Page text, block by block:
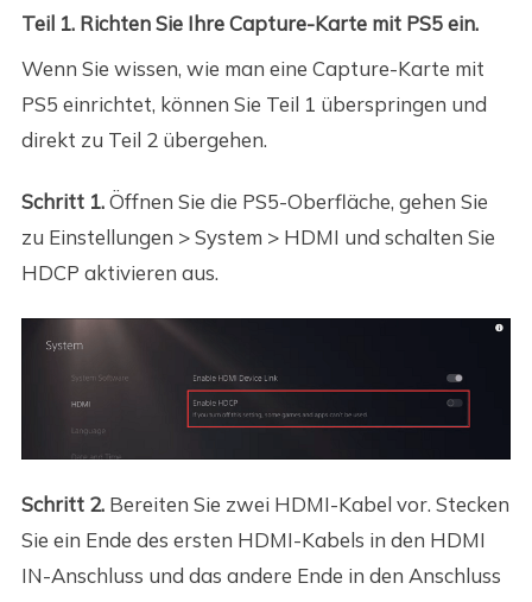
Teil 1. Richten Sie Ihre Capture-Karte mit PS5 ein.
Wenn Sie wissen, wie man eine Capture-Karte mit
PS5 einrichtet, können Sie Teil 1 überspringen und
direkt zu Teil 2 übergehen.
Schritt 1.Öffnen Sie die PS5-Oberfläche, gehen Sie
zu Einstellungen > System > HDMI und schalten Sie
HDCP aktivieren aus.
Schritt 2.Bereiten Sie zwei HDMI-Kabel vor. Stecken
Sie ein Ende des ersten HDMI-Kabels in den HDMI
IN-Anschluss und das andere Ende in den Anschluss